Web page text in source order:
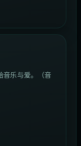
音乐与爱。（音